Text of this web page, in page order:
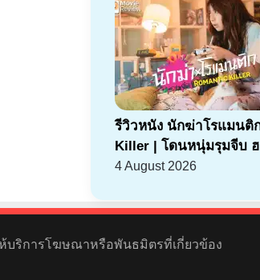
รีวิวหนัง นักฆ่าโรแมนติ
Killer | โดนหนุ่มรุมจีบ
4 August 2026
บริการโฆษณาหรือพันธมิตรที่เกี่ยวข้อง